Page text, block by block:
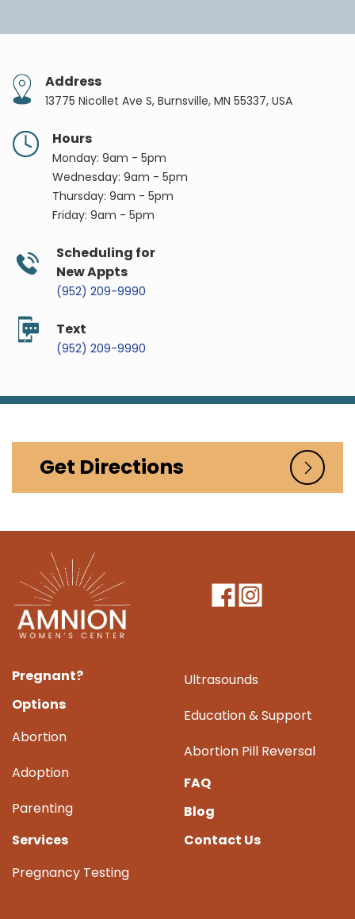
Address
13775 Nicollet Ave S, Burnsville, MN 55337, USA
Hours
Monday: 9am - 5pm
Wednesday: 9am - 5pm
Thursday: 9am - 5pm
Friday: 9am - 5pm
Scheduling for
New Appts
(952) 209-9990
Text
(952) 209-9990
Get Directions
Pregnant?
Options
Abortion
Adoption
Parenting
Services
Pregnancy Testing
Ultrasounds
Education & Support
Abortion Pill Reversal
FAQ
Blog
Contact Us